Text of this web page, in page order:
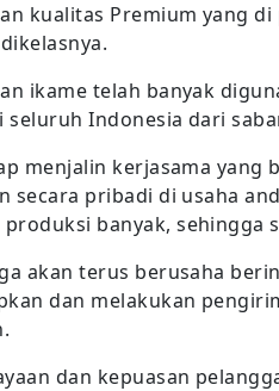
kualitas Premium yang
ikame telah banyak
seluruh Indonesia dari
menjalin kerjasama yang
secara pribadi di usaha
banyak, sehingga
akan terus berusaha
dan melakukan
dan kepuasan